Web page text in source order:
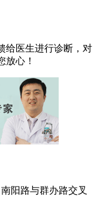
给医生进行诊断，对
放心！
阳路与群办路交叉